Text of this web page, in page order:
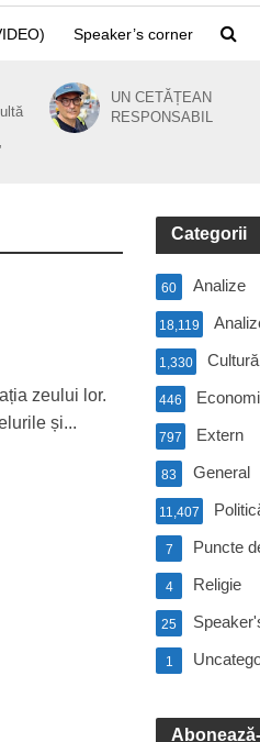
Speaker’s corner
UN CETĂȚEAN
RESPONSABIL
zeului lor.
și...
Categorii
Analize
60
18,119
1,330
446
Extern
797
General
83
11,407
Puncte
7
Religie
4
25
1